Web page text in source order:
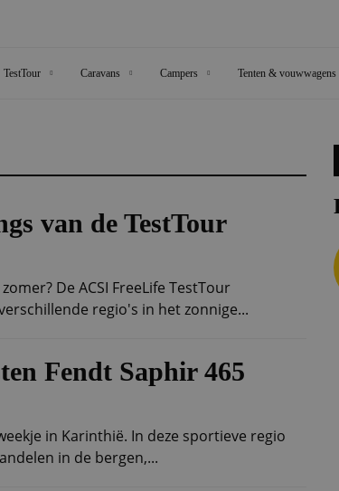
TestTour Caravans Campers Tenten & vouwwagens
van de TestTour
De ACSI FreeLife TestTour
regio's in het zonnige...
Fendt Saphir 465
in Karinthië. In deze sportieve regio
in de bergen,...